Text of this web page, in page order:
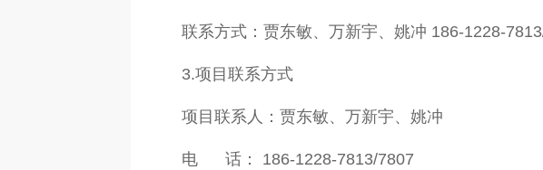
联系方式：贾东敏、万新宇、姚冲 186-1228-
3.项目联系方式
项目联系人：贾东敏、万新宇、姚冲
电 话： 186-1228-7813/7807